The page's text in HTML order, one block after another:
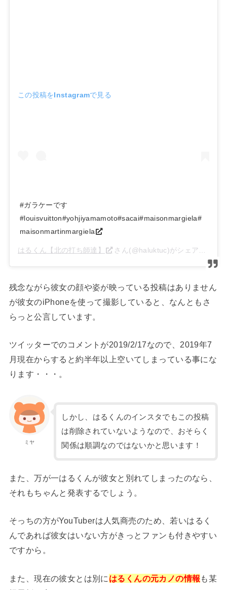
この投稿をInstagramで見る
#ガラケーです
#louisvuitton#yohjiyamamoto#sacai#maisonmargiela#
maisonmartinmargiela
はるくん【北の打ち師達】 さん(@haluktuc)がシェアした投稿 –
残念ながら彼女の顔や姿が映っている投稿はありません
が彼女のiPhoneを使って撮影していると、なんともさ
らっと公言しています。
ツイッターでのコメントが2019/2/17なので、2019年7
月現在からすると約半年以上空いてしまっている事にな
ります・・・。
ミヤ
しかし、はるくんのインスタでもこの投稿
は削除されていないようなので、おそらく
関係は順調なのではないかと思います！
また、万が一はるくんが彼女と別れてしまったのなら、
それもちゃんと発表するでしょう。
そっちの方がYouTuberは人気商売のため、若いはるく
んであれば彼女はいない方がきっとファンも付きやすい
ですから。
また、現在の彼女とは別に はるくんの元カノの情報 も某